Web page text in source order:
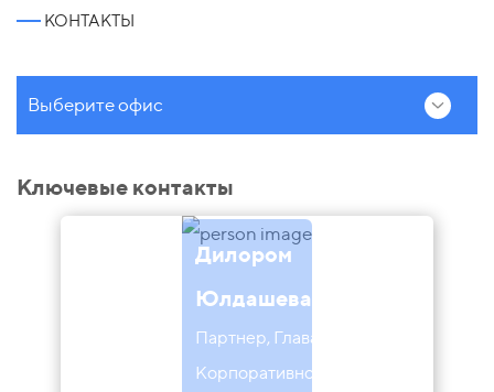
КОНТАКТЫ
Выберите офис
Ключевые контакты
Дилором
Юлдашева
Партнер, Глава
Корпоративной